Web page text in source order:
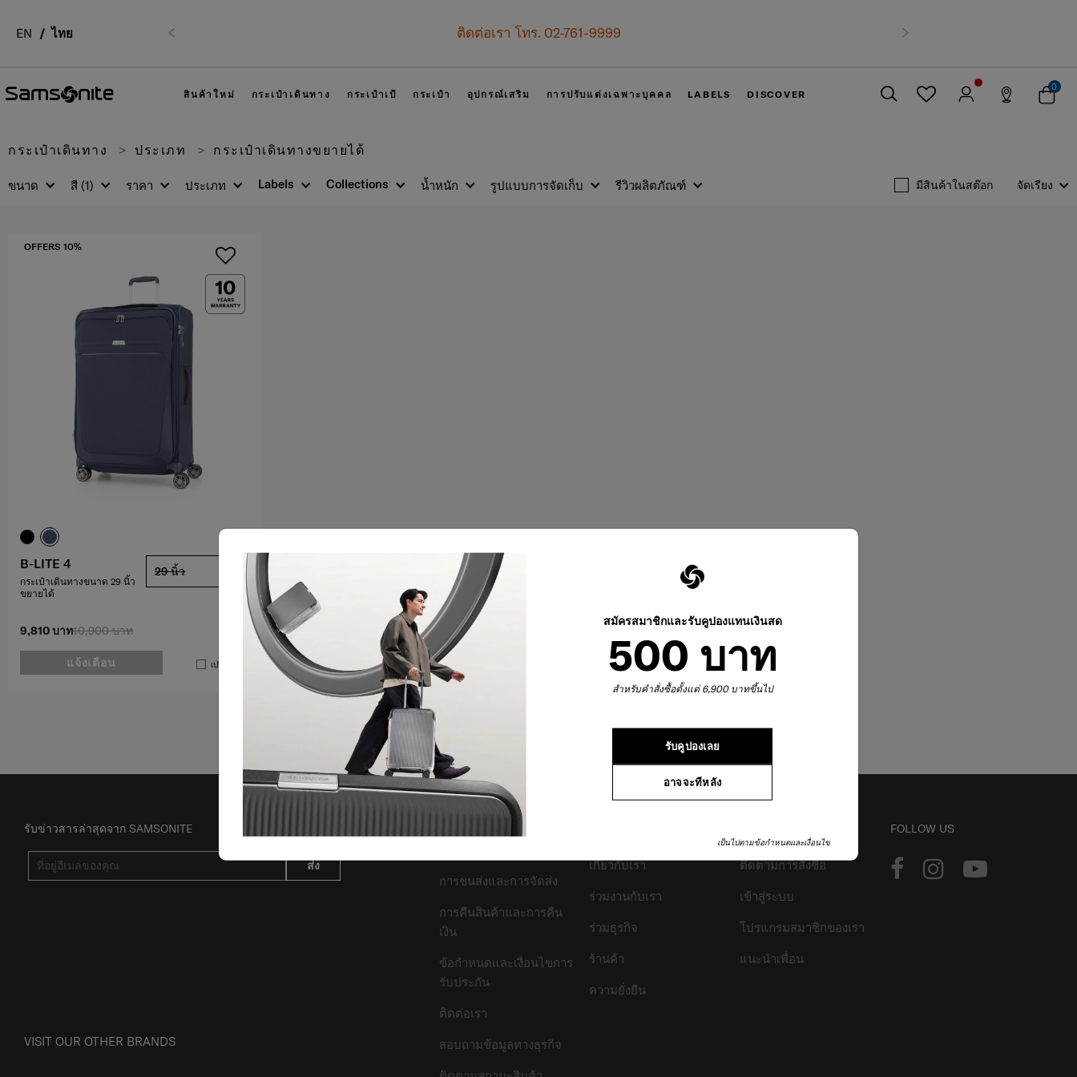
สมัครสมาชิกและรับคูปองแทนเงินสด
500 บาท
สำหรับคำสั่งซื้อตั้งแต่ 6,900 บาทขึ้นไป
รับคูปองเลย
อาจจะทีหลัง
เป็นไปตามข้อกำหนดและเงื่อนไข
EN ไทย
761-9999 รับทันที คูปองแทนเงินสด 500 บาท สำหรับคำสั่งซื้อตั้งแต่ 6,900 บาทขึ้นไป
สินค้าใหม่ กระเป๋าเดินทาง กระเป๋าเป้ กระเป๋า อุปกรณ์เสริม การปรับแต่งเฉพาะบุคคล LABELS DISCOVER
0
กระเป๋าเดินทาง ประเภท กระเป๋าเดินทางขยายได้
ขนาด สี (1) ราคา Labels Collections น้ำหนัก รูปแบบการจัดเก็บ รีวิวผลิตภัณฑ์
ประเภท มีสินค้าในสต๊อก จัดเรียง
10,900 บาท
9,810 บาท
แจ้งเตือน เปรียบเทียบ
OFFERS 10%
B-LITE 4
กระเป๋าเดินทางขนาด 29 นิ้ว
ขยายได้
29 นิ้ว
รับข่าวสารล่าสุดจาก SAMSONITE
ส่ง
VISIT OUR OTHER BRANDS
สนับสนุน/คำถามที่พบ
การขนส่งและการจัดส่ง
การคืนสินค้าและการคืน
เงิน
ข้อกำหนดและเงื่อนไขการ
รับประกัน
ติดต่อเรา
สอบถามข้อมูลทางธุรกิจ
เกี่ยวกับเรา
ร่วมงานกับเรา
ร่วมธุรกิจ
ร้านค้า
ความยั่งยืน
ติดตามการสั่งซื้อ
เข้าสู่ระบบ
โปรแกรมสมาชิกของเรา
แนะนำเพื่อน
FOLLOW US